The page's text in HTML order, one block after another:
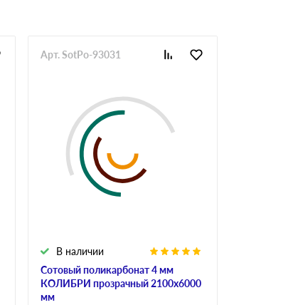
Сотовый поликарбонат 4 мм
КОЛИБРИ прозрачный 2100х6000
мм
В наличии
Арт. SotPo-93031